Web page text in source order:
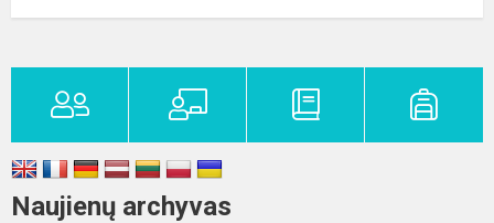
Naujienų archyvas